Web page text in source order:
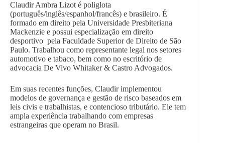
Claudir Ambra Lizot é poliglota
(português/inglês/espanhol/francês) e brasileiro. É
formado em direito pela Universidade Presbiteriana
Mackenzie e possui especialização em direito
desportivo pela Faculdade Superior de Direito de São
Paulo. Trabalhou como representante legal nos setores
automotivo e tabaco, bem como no escritório de
advocacia De Vivo Whitaker & Castro Advogados.
Em suas recentes funções, Claudir implementou
modelos de governança e gestão de risco baseados em
leis civis e trabalhistas, e contencioso tributário. Ele tem
ampla experiência trabalhando com empresas
estrangeiras que operam no Brasil.